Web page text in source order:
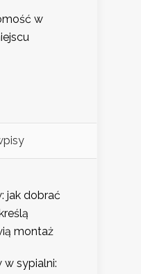
w
jak dobrać
montaż
w sypialni: